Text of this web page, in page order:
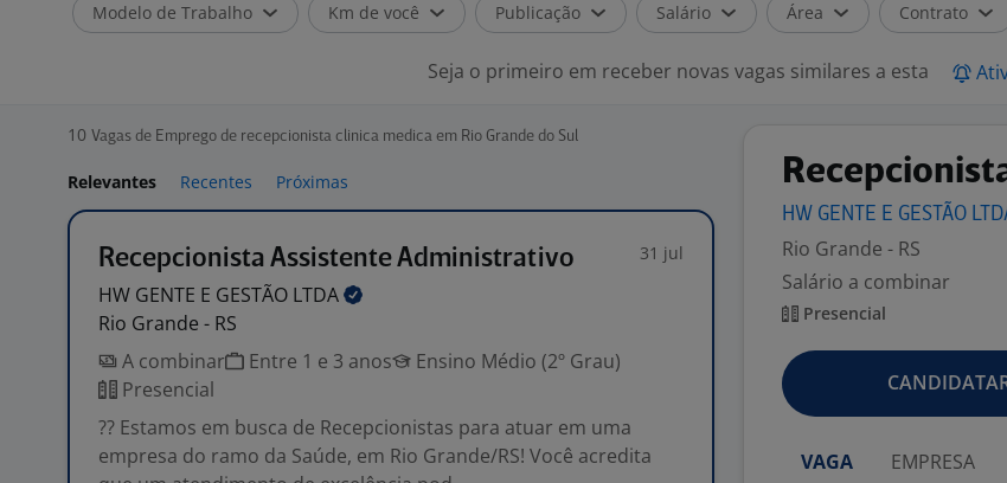
Modelo de Trabalho Km de você Publicação Salário Área Contrato
Seja o primeiro em receber novas vagas similares a esta
10 Vagas de Emprego de recepcionista clinica medica em Rio Grande do Sul
Relevantes Recentes Próximas
Recepcionista Assistente Administrativo 31 jul
HW GENTE E GESTÃO LTDA
Rio Grande - RS
A combinar
Entre 1 e 3 anos
Ensino Médio (2º Grau)
Presencial
?? Estamos em busca de Recepcionistas para atuar em uma
empresa do ramo da Saúde, em Rio Grande/RS! Você acredita
HW GENTE E GESTÃO
Rio Grande - RS
Salário a combinar
Presencial
VAGA EMPRESA